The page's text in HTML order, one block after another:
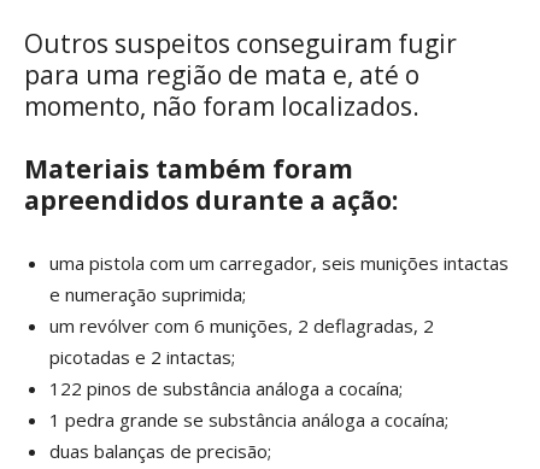
Outros suspeitos conseguiram fugir
para uma região de mata e, até o
momento, não foram localizados.
Materiais também foram
apreendidos durante a ação:
uma pistola com um carregador, seis munições intactas
e numeração suprimida;
um revólver com 6 munições, 2 deflagradas, 2
picotadas e 2 intactas;
122 pinos de substância análoga a cocaína;
1 pedra grande se substância análoga a cocaína;
duas balanças de precisão;